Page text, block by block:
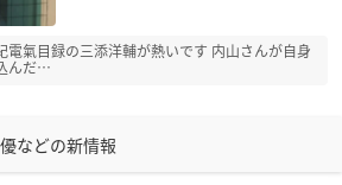
電氣目録の三添洋輔が熱いです 内山さんが自身
んだ…
などの新情報